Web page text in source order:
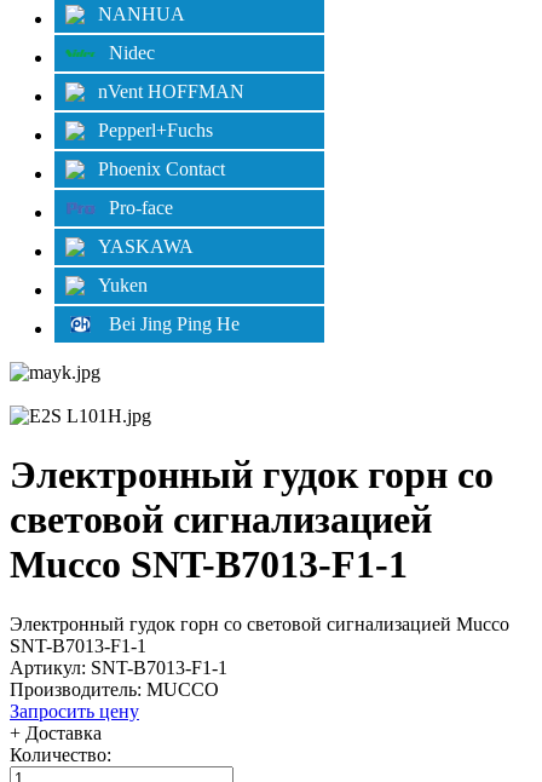
NANHUA
Nidec
nVent HOFFMAN
Pepperl+Fuchs
Phoenix Contact
Pro-face
YASKAWA
Yuken
Bei Jing Ping He
Электронный гудок горн со
световой сигнализацией
Mucco SNT-B7013-F1-1
Электронный гудок горн со световой сигнализацией Mucco
SNT-B7013-F1-1
Артикул: SNT-B7013-F1-1
Производитель: MUCCO
Запросить цену
+ Доставка
Количество: